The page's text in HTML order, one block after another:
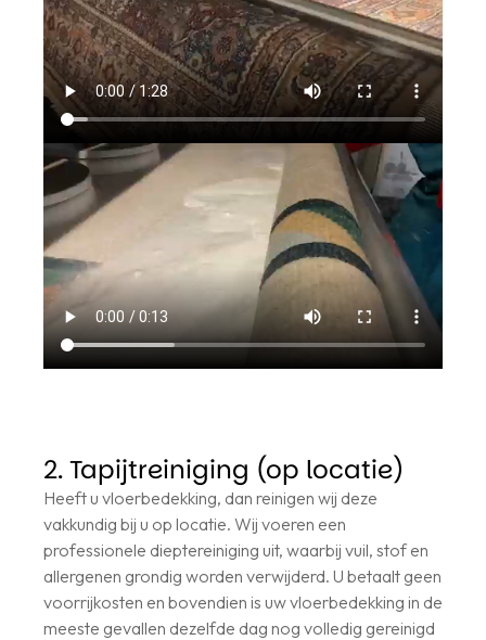
2. Tapijtreiniging (op locatie)
Heeft u vloerbedekking, dan reinigen wij deze
vakkundig bij u op locatie. Wij voeren een
professionele dieptereiniging uit, waarbij vuil, stof en
allergenen grondig worden verwijderd. U betaalt geen
voorrijkosten en bovendien is uw vloerbedekking in de
meeste gevallen dezelfde dag nog volledig gereinigd